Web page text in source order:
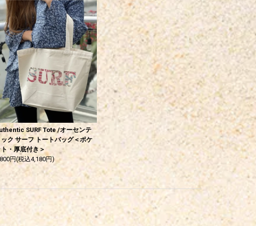
SURF Tote /オーセンテ
ック サーフ トートバッグ＜ポケ
ト・厚底付き＞
円(税込4,180円)